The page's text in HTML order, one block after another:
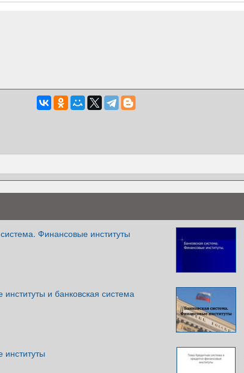
Финансовые институты
и банковская система